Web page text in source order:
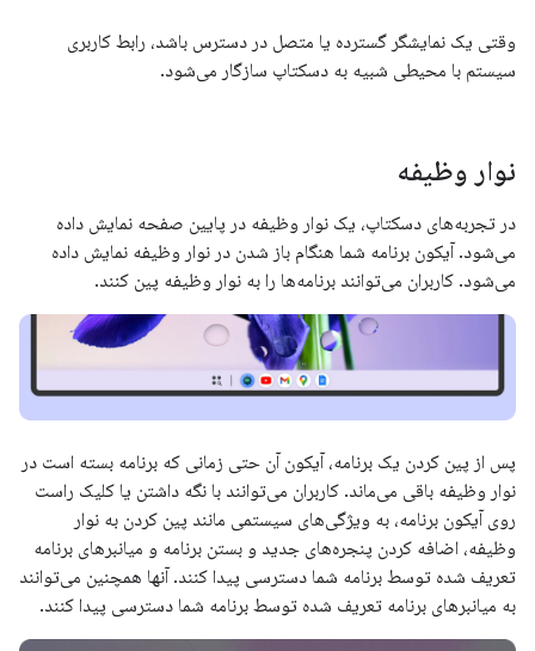
وقتی یک نمایشگر گسترده یا متصل در دسترس باشد، رابط کاربری
سیستم با محیطی شبیه به دسکتاپ سازگار می‌شود.
نوار وظیفه
در تجربه‌های دسکتاپ، یک نوار وظیفه در پایین صفحه نمایش داده
می‌شود. آیکون برنامه شما هنگام باز شدن در نوار وظیفه نمایش داده
می‌شود. کاربران می‌توانند برنامه‌ها را به نوار وظیفه پین ​​کنند.
پس از پین کردن یک برنامه، آیکون آن حتی زمانی که برنامه بسته است در
نوار وظیفه باقی می‌ماند. کاربران می‌توانند با نگه داشتن یا کلیک راست
روی آیکون برنامه، به ویژگی‌های سیستمی مانند پین کردن به نوار
وظیفه، اضافه کردن پنجره‌های جدید و بستن برنامه و میانبرهای برنامه
تعریف شده توسط برنامه شما دسترسی پیدا کنند. آنها همچنین می‌توانند
به میانبرهای برنامه تعریف شده توسط برنامه شما دسترسی پیدا کنند.